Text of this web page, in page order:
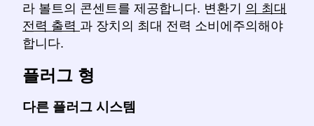
라 볼트의 콘센트를 제공합니다. 변환기 의 최대
전력 출력 과 장치의 최대 전력 소비에주의해야
합니다.
플러그 형
다른 플러그 시스템